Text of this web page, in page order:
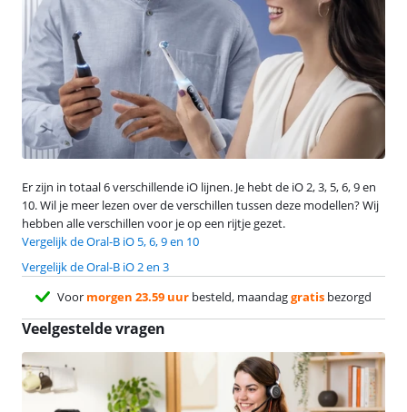
Er zijn in totaal 6 verschillende iO lijnen. Je hebt de iO 2, 3, 5, 6, 9 en
10. Wil je meer lezen over de verschillen tussen deze modellen? Wij
hebben alle verschillen voor je op een rijtje gezet.
Vergelijk de Oral-B iO 5, 6, 9 en 10
Vergelijk de Oral-B iO 2 en 3
Voor morgen 23.59 uur besteld, maandaggratis bezorgd
Veelgestelde vragen